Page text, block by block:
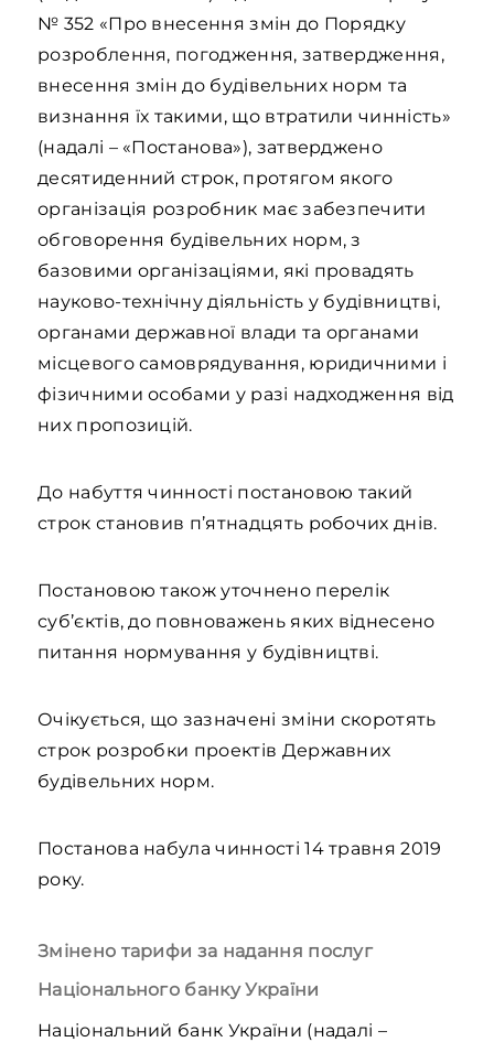
№ 352 «Про внесення змін до Порядку
розроблення, погодження, затвердження,
внесення змін до будівельних норм та
визнання їх такими, що втратили чинність»
(надалі – «Постанова»), затверджено
десятиденний строк, протягом якого
організація розробник має забезпечити
обговорення будівельних норм, з
базовими організаціями, які провадять
науково-технічну діяльність у будівництві,
органами державної влади та органами
місцевого самоврядування, юридичними і
фізичними особами у разі надходження від
них пропозицій.
До набуття чинності постановою такий
строк становив п’ятнадцять робочих днів.
Постановою також уточнено перелік
суб’єктів, до повноважень яких віднесено
питання нормування у будівництві.
Очікується, що зазначені зміни скоротять
строк розробки проектів Державних
будівельних норм.
Постанова набула чинності 14 травня 2019
року.
Змінено тарифи за надання послуг
Національного банку України
Національний банк України (надалі –